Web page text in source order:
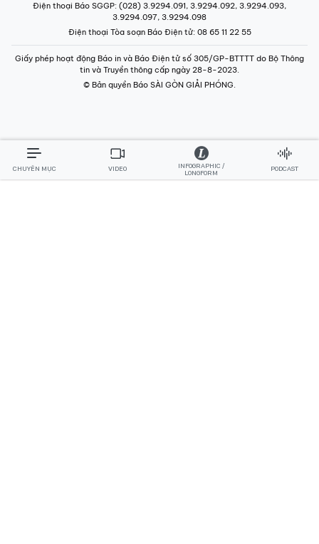
Điện thoại Báo SGGP: (028) 3.9294.091, 3.9294.092, 3.9294.093,
3.9294.097, 3.9294.098
Điện thoại Tòa soạn Báo Điện tử: 08 65 11 22 55
Giấy phép hoạt động Báo in và Báo Điện tử số 305/GP-BTTTT do Bộ Thông
tin và Truyền thông cấp ngày 28-8-2023.
© Bản quyền Báo SÀI GÒN GIẢI PHÓNG.
CHUYÊN MỤC VIDEO
INFOGRAPHIC /
LONGFORM
PODCAST